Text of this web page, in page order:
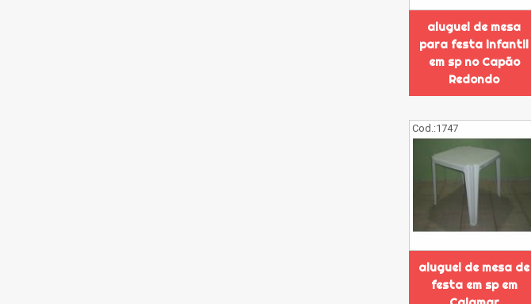
aluguel de mesa
para festa infantil
em sp no Capão
Redondo
Cod.:1747
aluguel de mesa de
festa em sp em